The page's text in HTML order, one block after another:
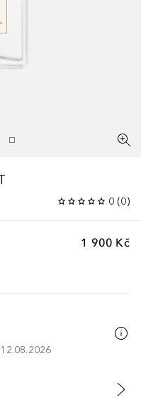
0 (0)
1 900 Kč